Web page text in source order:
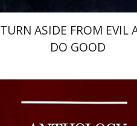
TURN ASIDE FROM EVIL
DO GOOD
נחמיה וינבר אליהו שלייפר